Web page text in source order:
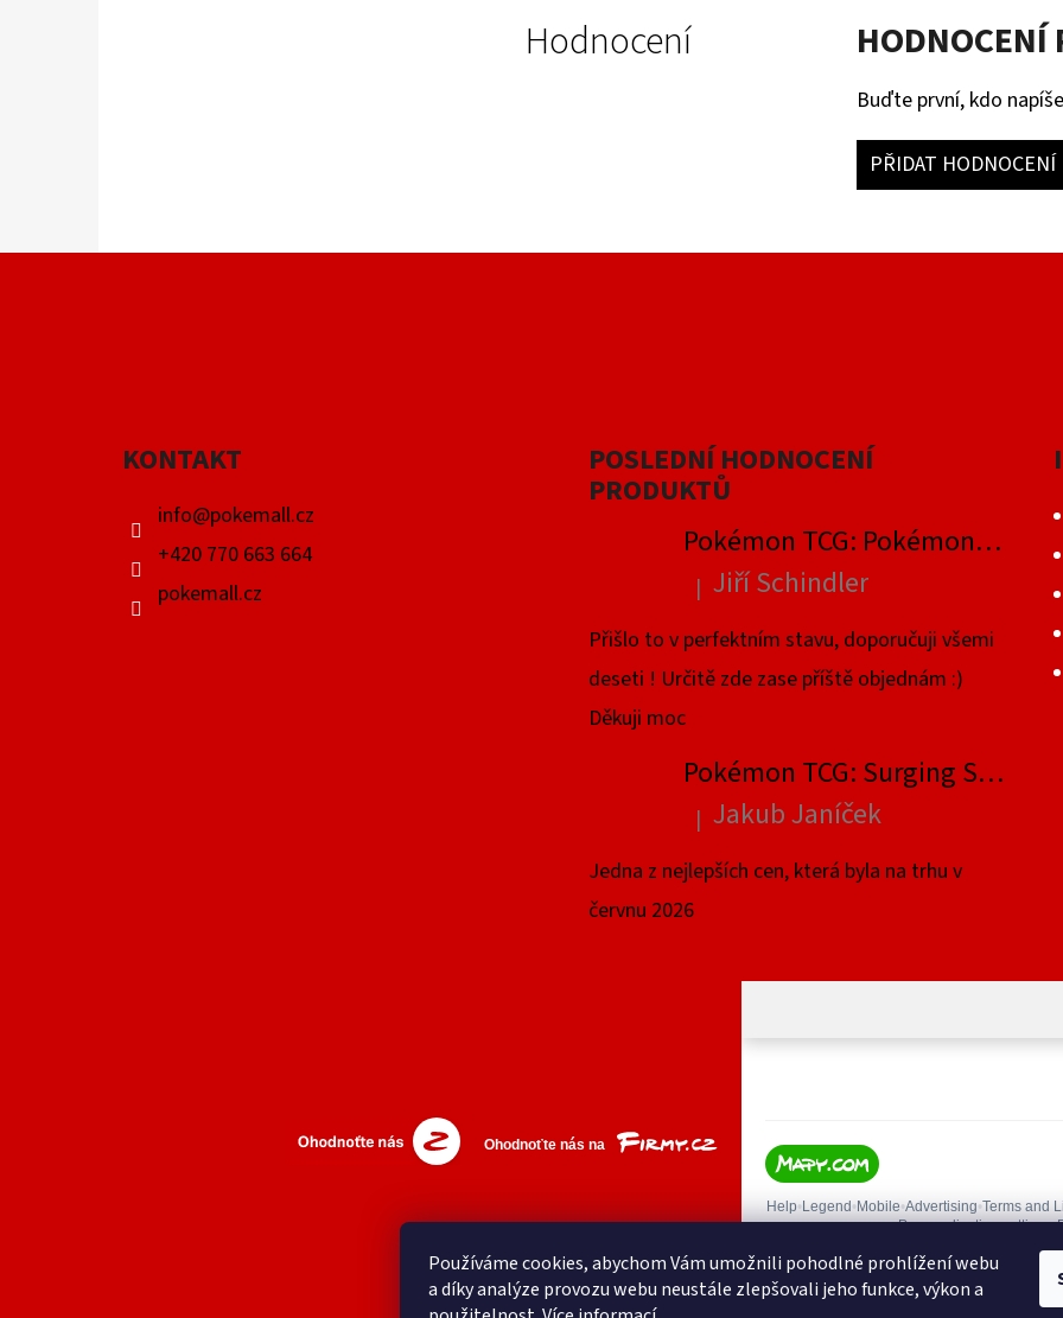
Používáme cookies, abychom Vám umožnili pohodlné prohlížení webu
a díky analýze provozu webu neustále zlepšovali jeho funkce, výkon a
Hodnocení HODNOCENÍ
Buďte první, kdo
PŘIDAT HODNOCENÍ
KONTAKT
info@pokemall.cz
+420 770 663 664
pokemall.cz
POSLEDNÍ HODNOCENÍ
PRODUKTŮ
Pokémon TCG: Pokémon GO Elite Trainer Box
Hodnocení produktu je 5 z 5 hvězdiček.
| Jiří Schindler
Přišlo to v perfektním stavu, doporučuji všemi
deseti ! Určitě zde zase příště objednám :)
Děkuji moc
Pokémon TCG: Surging Sparks Elite Trainer Box
Hodnocení produktu je 4 z 5 hvězdiček.
| Jakub Janíček
Jedna z nejlepších cen, která byla na trhu v
červnu 2026